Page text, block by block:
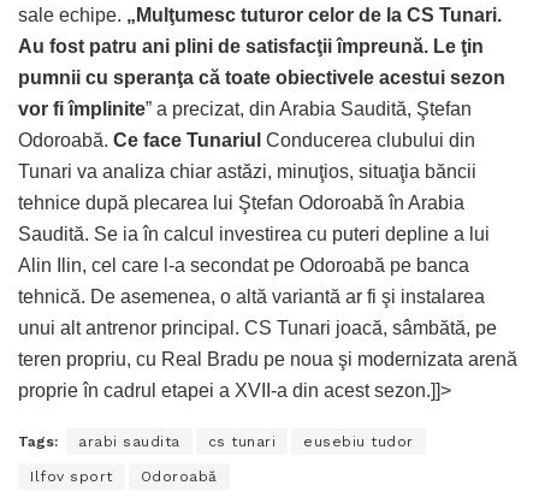
sale echipe. „Mulţumesc tuturor celor de la CS Tunari.
Au fost patru ani plini de satisfacţii împreună. Le ţin
pumnii cu speranţa că toate obiectivele acestui sezon
vor fi împlinite” a precizat, din Arabia Saudită, Ştefan
Odoroabă. Ce face Tunariul Conducerea clubului din
Tunari va analiza chiar astăzi, minuţios, situaţia băncii
tehnice după plecarea lui Ştefan Odoroabă în Arabia
Saudită. Se ia în calcul investirea cu puteri depline a lui
Alin Ilin, cel care l-a secondat pe Odoroabă pe banca
tehnică. De asemenea, o altă variantă ar fi şi instalarea
unui alt antrenor principal. CS Tunari joacă, sâmbătă, pe
teren propriu, cu Real Bradu pe noua şi modernizata arenă
proprie în cadrul etapei a XVII-a din acest sezon.]]>
Tags: arabi saudita cs tunari eusebiu tudor
Ilfov sport Odoroabă